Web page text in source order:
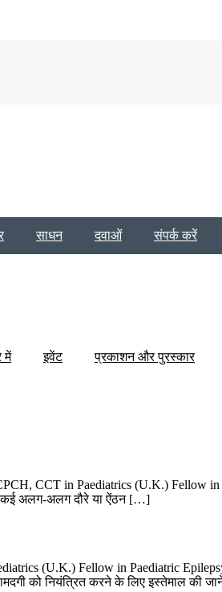
साधन दवाओं संपर्क करें
में इवेंट प्रकाशन और पुरस्कार
CCT in Paediatrics (U.K.)
कई अलग-अलग दौरे या ऐंठन […]
(U.K.) Fellow in Paediatric
को नियंत्रित करने के लिए इस्तेमाल की